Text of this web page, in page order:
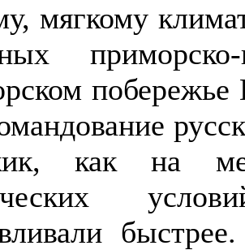
мягкому
побережье
как на